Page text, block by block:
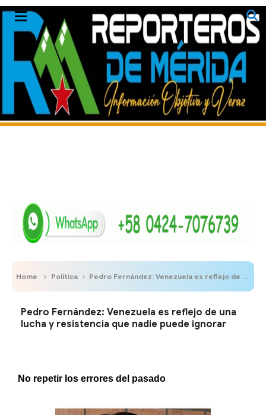
Home Política Pedro Fernández: Venezuela es reflejo de una lucha y resistencia que nadie puede ignorar
Pedro Fernández: Venezuela es reflejo de una
lucha y resistencia que nadie puede ignorar
No repetir los errores del pasado